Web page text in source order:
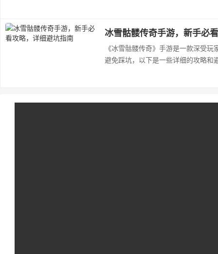
冰雪骷髅传奇手游，新手必
《冰雪骷髅传奇》手游是一款深受
避免踩坑，以下是一些详细的攻略和